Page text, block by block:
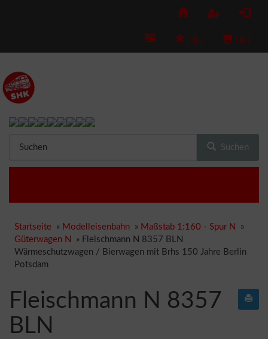
( 0 ) ( 0 )
Suchen
Startseite » Modelleisenbahn » Maßstab 1:160 - Spur N
»
Güterwagen N
» Fleischmann N 8357 BLN
Wärmeschutzwagen / Bierwagen mit Brhs 150 Jahre Berlin
Potsdam
Fleischmann N 8357
BLN